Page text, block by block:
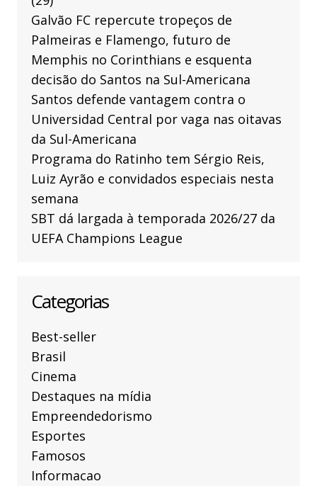
Galvão FC repercute tropeços de
Palmeiras e Flamengo, futuro de
Memphis no Corinthians e esquenta
decisão do Santos na Sul-Americana
Santos defende vantagem contra o
Universidad Central por vaga nas oitavas
da Sul-Americana
Programa do Ratinho tem Sérgio Reis,
Luiz Ayrão e convidados especiais nesta
semana
SBT dá largada à temporada 2026/27 da
UEFA Champions League
Categorias
Best-seller
Brasil
Cinema
Destaques na mídia
Empreendedorismo
Esportes
Famosos
Informacao